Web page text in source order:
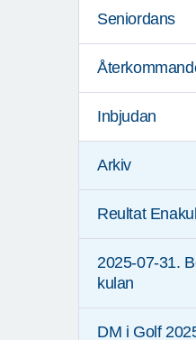
Seniordans
Inbjudan
Arkiv
Reultat
2025-07-31.
kulan
DM i Golf